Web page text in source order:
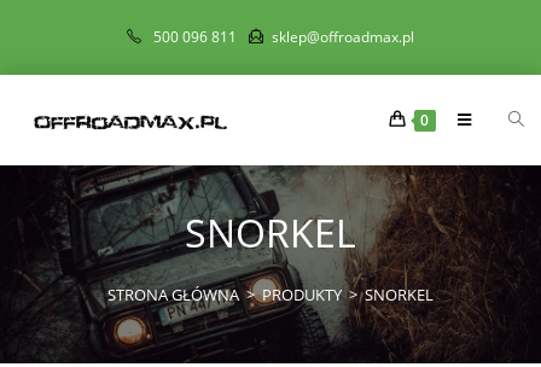
500 096 811 sklep@offroadmax.pl
0
SNORKEL
STRONA GŁÓWNA > PRODUKTY > SNORKEL